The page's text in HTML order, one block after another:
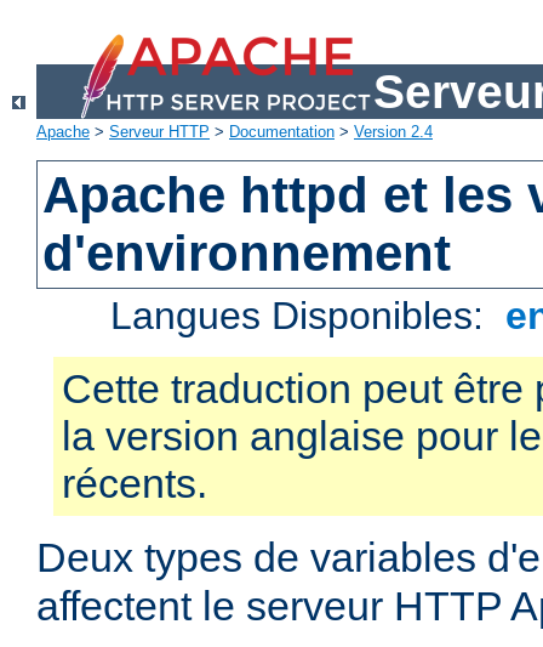
Apache > Serveur HTTP > Documentation > Version 2.4
Apache httpd et les
d'environnement
Langues Disponibles:
Cette traduction peut être
la version anglaise pour
récents.
Deux types de variables
affectent le serveur HTTP